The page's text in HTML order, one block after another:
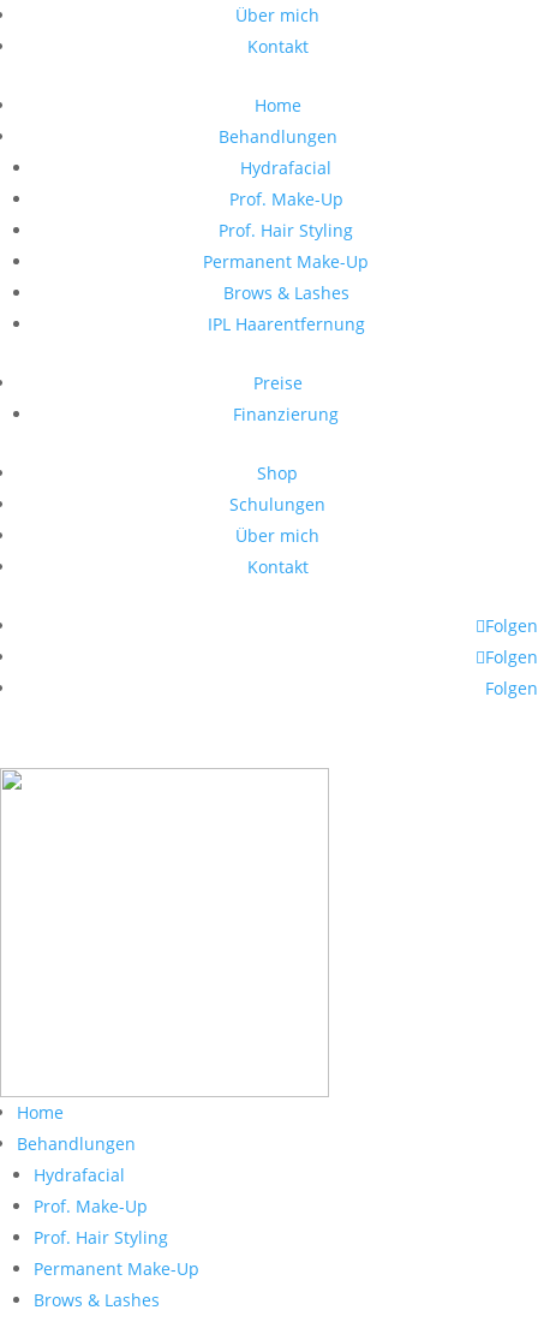
Über mich
Kontakt
Home
Behandlungen
Hydrafacial
Prof. Make-Up
Prof. Hair Styling
Permanent Make-Up
Brows & Lashes
IPL Haarentfernung
Preise
Finanzierung
Shop
Schulungen
Über mich
Kontakt
Folgen
Folgen
Folgen
Home
Behandlungen
Hydrafacial
Prof. Make-Up
Prof. Hair Styling
Permanent Make-Up
Brows & Lashes